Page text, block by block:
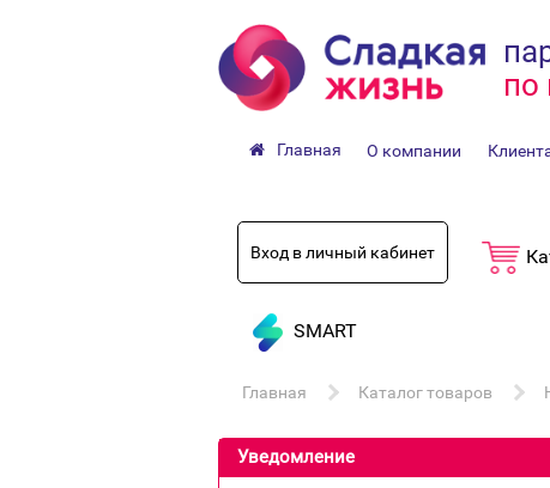
по
Главная О компании
Вход в личный кабинет
SMART
Главная Каталог товаров
Уведомление